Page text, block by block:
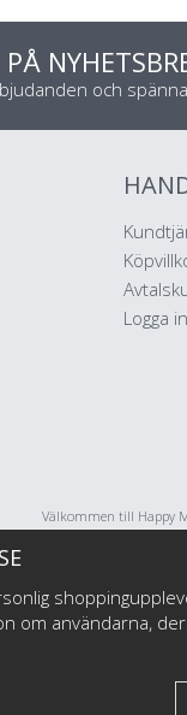
och
Logga in
Välkommen till Happy
företag, illustratörer och
om användarna,